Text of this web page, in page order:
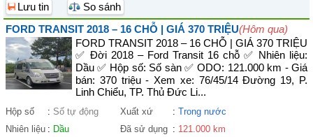
Lưu tin
So sánh
FORD TRANSIT 2018 – 16 CHỖ | GIÁ 370 TRIỆU(Hôm qua)
FORD TRANSIT 2018 – 16 CHỖ | GIÁ 370 TRIỆU
✅ Đời 2018 – Ford Transit 16 chỗ ✅ Nhiên liệu:
Dầu ✅ Hộp số: Số sàn ✅ ODO: 121.000 km - Giá
bán: 370 triệu - Xem xe: 76/45/14 Đường 19, P.
Linh Chiểu, TP. Thủ Đức Li...
Hộp số : Số tự động Xuất xứ : Trong nước
Nhiên liệu : Dầu Đã sử dụng : 121.000 km